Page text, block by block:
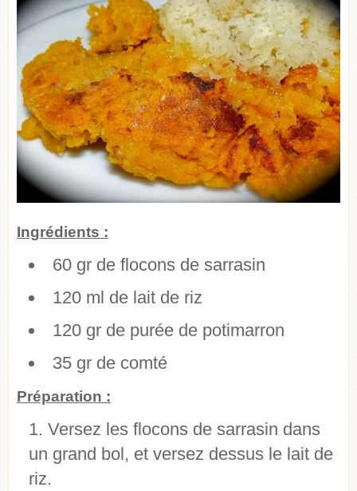
Ingrédients :
60 gr de flocons de sarrasin
120 ml de lait de riz
120 gr de purée de potimarron
35 gr de comté
Préparation :
Versez les flocons de sarrasin dans
un grand bol, et versez dessus le lait de
riz.